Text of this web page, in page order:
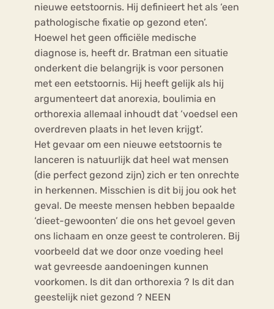
nieuwe eetstoornis. Hij definieert het als ‘een
pathologische fixatie op gezond eten’.
Hoewel het geen officiële medische
diagnose is, heeft dr. Bratman een situatie
onderkent die belangrijk is voor personen
met een eetstoornis. Hij heeft gelijk als hij
argumenteert dat anorexia, boulimia en
orthorexia allemaal inhoudt dat ‘voedsel een
overdreven plaats in het leven krijgt’.
Het gevaar om een nieuwe eetstoornis te
lanceren is natuurlijk dat heel wat mensen
(die perfect gezond zijn) zich er ten onrechte
in herkennen. Misschien is dit bij jou ook het
geval. De meeste mensen hebben bepaalde
‘dieet-gewoonten’ die ons het gevoel geven
ons lichaam en onze geest te controleren. Bij
voorbeeld dat we door onze voeding heel
wat gevreesde aandoeningen kunnen
voorkomen. Is dit dan orthorexia ? Is dit dan
geestelijk niet gezond ? NEEN